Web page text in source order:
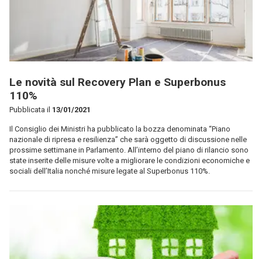
Le novità sul Recovery Plan e Superbonus
110%
Pubblicata il 13/01/2021
Il Consiglio dei Ministri ha pubblicato la bozza denominata “Piano
nazionale di ripresa e resilienza” che sarà oggetto di discussione nelle
prossime settimane in Parlamento. All’interno del piano di rilancio sono
state inserite delle misure volte a migliorare le condizioni economiche e
sociali dell’Italia nonché misure legate al Superbonus 110%.